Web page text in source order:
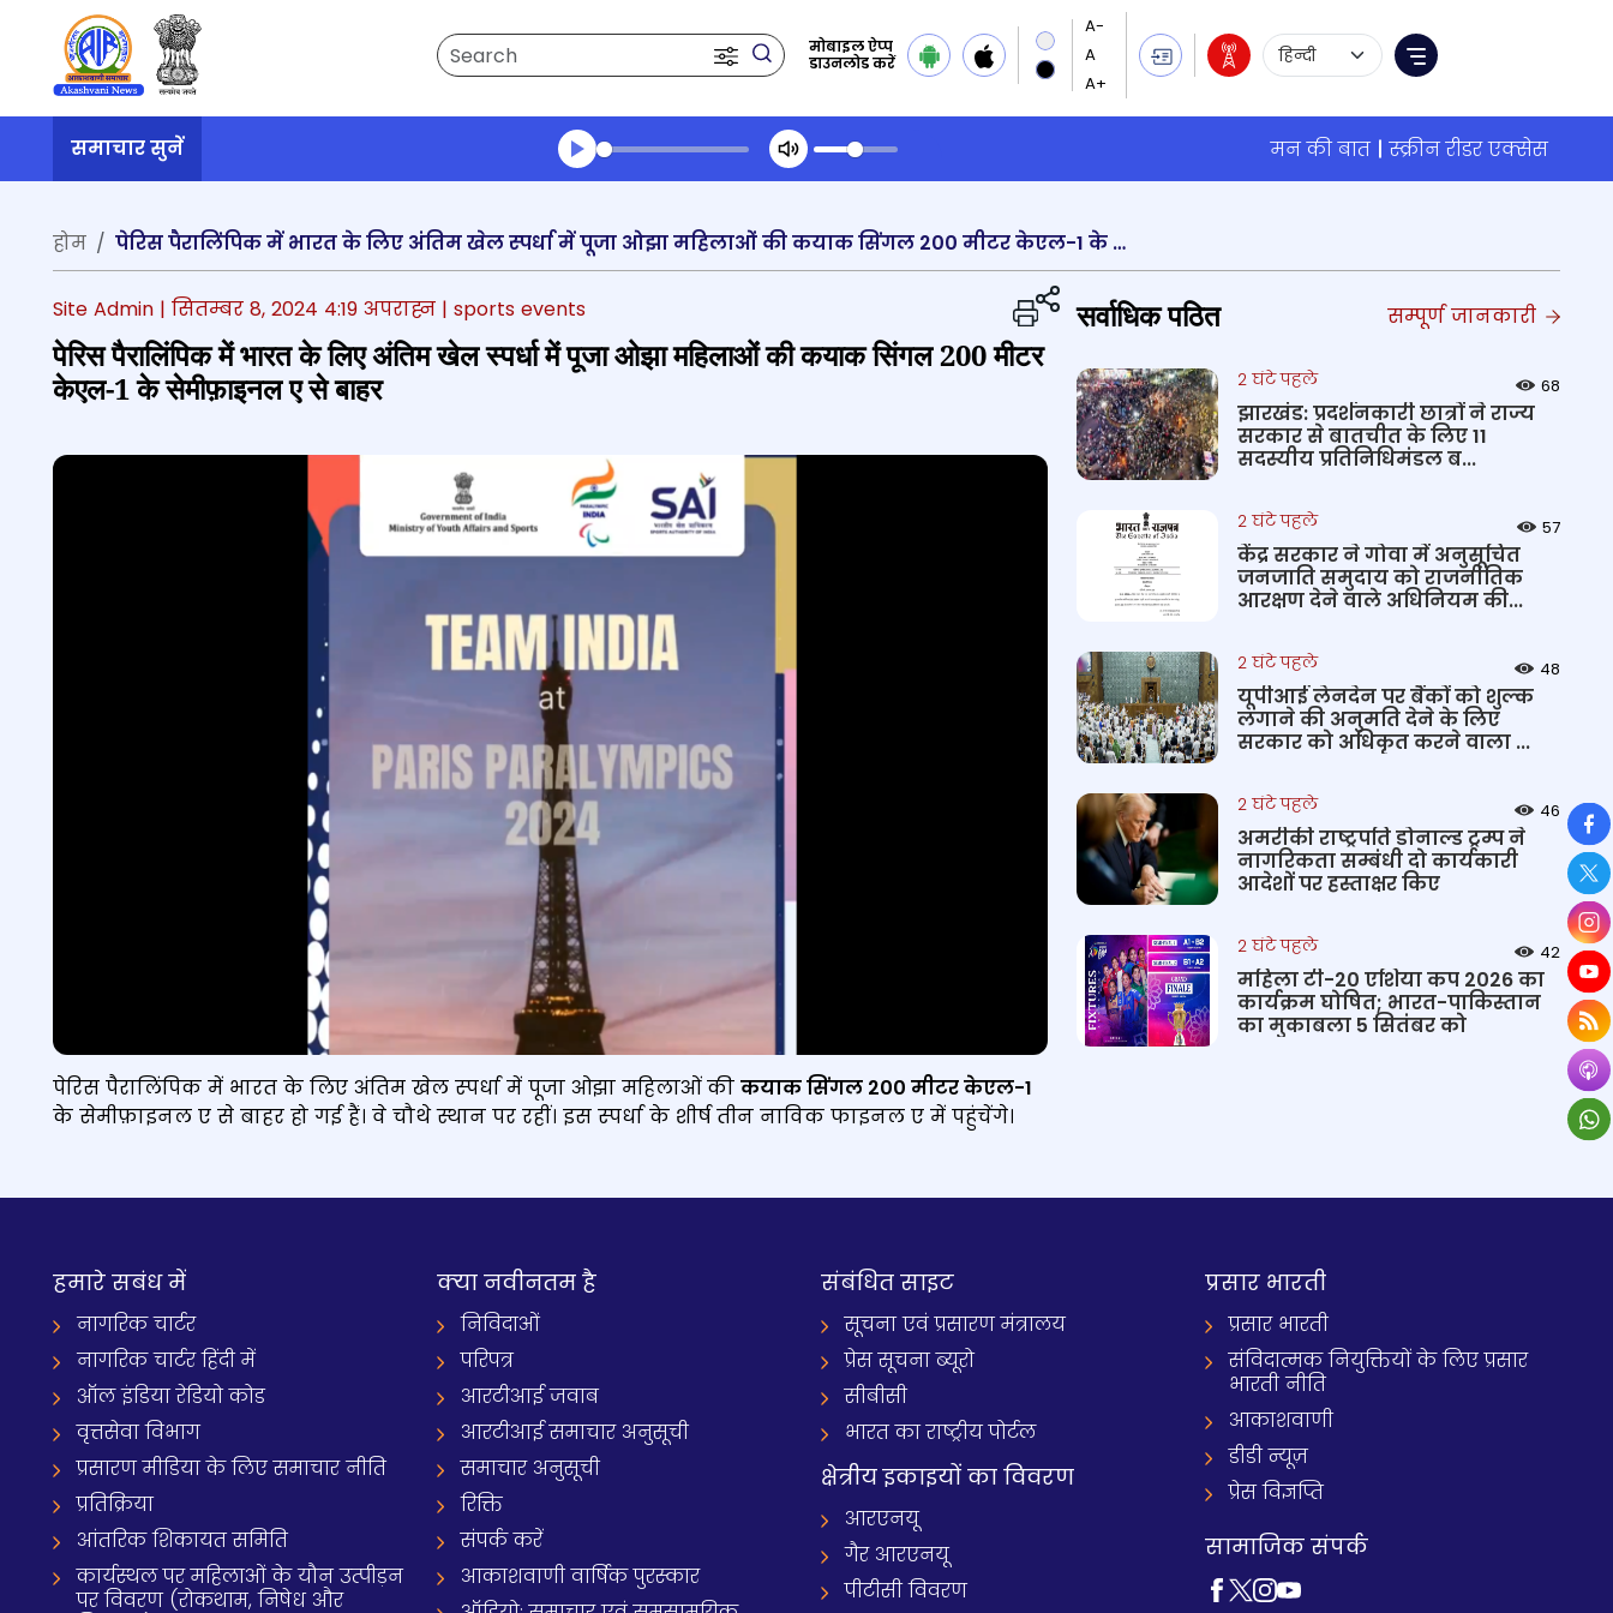
Search
मोबाइल ऐप्प
डाउनलोड करें
Language Selection
Menu
समाचार सुनें मन की बात
स्क्रीन रीडर एक्सेस
Transcript summary
होम
पेरिस पैरालिंपिक में भारत के लिए अंतिम खेल स्‍पर्धा में पूजा ओझा महिलाओं की कयाक सिंगल 200 मीटर केएल-1 के सेमीफ़ाइनल ए से बाहर
Site Admin | सितम्बर 8, 2024 4:19 अपराह्न | sports events
पेरिस पैरालिंपिक में भारत के लिए अंतिम खेल स्‍पर्धा में पूजा ओझा महिलाओं की कयाक सिंगल 200 मीटर
केएल-1 के सेमीफ़ाइनल ए से बाहर
पेरिस पैरालिंपिक में भारत के लिए अंतिम खेल स्‍पर्धा में पूजा ओझा महिलाओं की कयाक सिंगल 200 मीटर केएल-1
के सेमीफ़ाइनल ए से बाहर हो गई हैं। वे चौथे स्थान पर रहीं। इस स्‍पर्धा के शीर्ष तीन नाविक फाइनल ए में पहुंचेंगे।
सर्वाधिक पठित सम्पूर्ण जानकारी
2 घंटे पहले 68
झारखंड: प्रदर्शनकारी छात्रों ने राज्य
सरकार से बातचीत के लिए 11
सदस्यीय प्रतिनिधिमंडल ब...
2 घंटे पहले 57
केंद्र सरकार ने गोवा में अनुसूचित
जनजाति समुदाय को राजनीतिक
आरक्षण देने वाले अधिनियम की...
2 घंटे पहले 48
यूपीआई लेनदेन पर बैंकों को शुल्क
लगाने की अनुमति देने के लिए
सरकार को अधिकृत करने वाला ...
2 घंटे पहले 46
अमरीकी राष्ट्रपति डोनाल्ड ट्रम्प ने
नागरिकता सम्बंधी दो कार्यकारी
आदेशों पर हस्ताक्षर किए
2 घंटे पहले 42
महिला टी-20 एशिया कप 2026 का
कार्यक्रम घोषित; भारत-पाकिस्तान
का मुकाबला 5 सितंबर को
हमारे सबंध में
नागरिक चार्टर
नागरिक चार्टर हिंदी में
ऑल इंडिया रेडियो कोड
वृत्तसेवा विभाग
प्रसारण मीडिया के लिए समाचार नीति
प्रतिक्रिया
आंतरिक शिकायत समिति
कार्यस्थल पर महिलाओं के यौन उत्पीड़न
पर विवरण (रोकथाम, निषेध और
क्‍या नवीनतम है
निविदाओं
परिपत्र
आरटीआई जवाब
आरटीआई समाचार अनुसूची
समाचार अनुसूची
रिक्ति
संपर्क करें
आकाशवाणी वार्षिक पुरस्कार
संबंधित साइट
सूचना एवं प्रसारण मंत्रालय
प्रेस सूचना ब्यूरो
सीबीसी
भारत का राष्ट्रीय पोर्टल
क्षेत्रीय इकाइयों का विवरण
आरएनयू
गैर आरएनयू
पीटीसी विवरण
प्रसार भारती
प्रसार भारती
संविदात्मक नियुक्तियों के लिए प्रसार
भारती नीति
आकाशवाणी
डीडी न्यूज़
प्रेस विज्ञप्ति
सामाजिक संपर्क